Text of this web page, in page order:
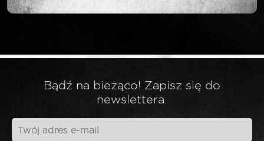
Twój adres email nie zostanie opublikowany.
Bądź na bieżąco! Zapisz się do
newslettera.